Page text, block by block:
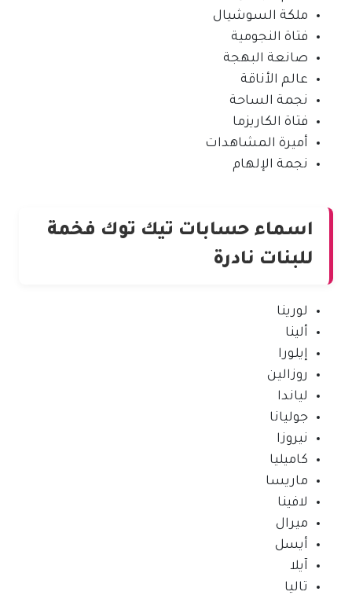
ملكة السوشيال
فتاة النجومية
صانعة البهجة
عالم الأناقة
نجمة الساحة
فتاة الكاريزما
أميرة المشاهدات
نجمة الإلهام
اسماء حسابات تيك توك فخمة
للبنات نادرة
لورينا
ألينا
إيلورا
روزالين
لياندا
جوليانا
نيروزا
كاميليا
ماريسا
لافينا
ميرال
أيسل
آيلا
تاليا